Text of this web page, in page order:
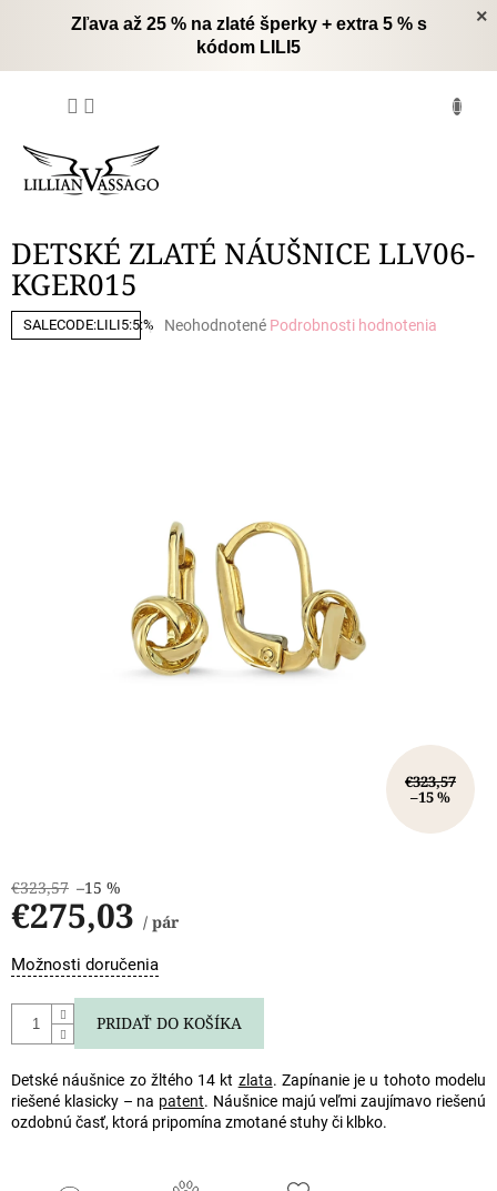
×
Zľava až 25 % na zlaté šperky + extra 5 % s
kódom LILI5
DETSKÉ ZLATÉ NÁUŠNICE LLV06-
KGER015
SALECODE:LILI5:5:%
Priemerné
Neohodnotené Podrobnosti hodnotenia
€323,57
–15 %
€323,57 –15 %
€275,03 / pár
Jednotková
cena:
Možnosti doručenia
PRIDAŤ DO KOŠÍKA
Detské náušnice zo žltého 14 kt zlata. Zapínanie je u tohoto modelu
riešené klasicky – na patent. Náušnice majú veľmi zaujímavo riešenú
ozdobnú časť, ktorá pripomína zmotané stuhy či klbko.